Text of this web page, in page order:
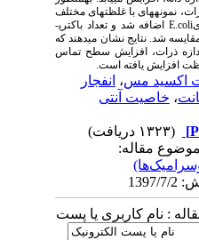
نمونه­های با غلظت­های مختلف
اضافه شد و تعداد باکتری­
شد. نتایج نشان می­دهند که
ذرات، افزایش سطح تماس
افزایش یافته است.
اکسید مس،انفجار
،خاصیت آنتی
مقاله:
: نام کاربری یا پست